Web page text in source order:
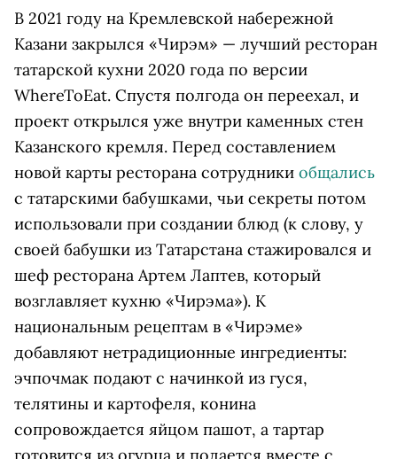
В 2021 году на Кремлевской набережной
Казани закрылся «Чирэм» — лучший ресторан
татарской кухни 2020 года по версии
WhereToEat. Спустя полгода он переехал, и
проект открылся уже внутри каменных стен
Казанского кремля. Перед составлением
новой карты ресторана сотрудники общались
с татарскими бабушками, чьи секреты потом
использовали при создании блюд (к слову, у
своей бабушки из Татарстана стажировался и
шеф ресторана Артем Лаптев, который
возглавляет кухню «Чирэма»). К
национальным рецептам в «Чирэме»
добавляют нетрадиционные ингредиенты:
эчпочмак подают с начинкой из гуся,
телятины и картофеля, конина
сопровождается яйцом пашот, а тартар